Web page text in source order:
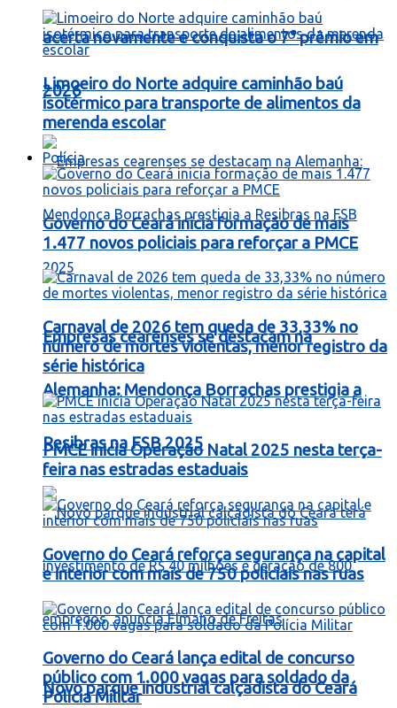
acerta novamente e conquista o 7° prêmio em
2026
Empresas cearenses se destacam na
Alemanha: Mendonça Borrachas prestigia a
Resibras na FSB 2025
Novo parque industrial calçadista do Ceará
Limoeiro do Norte adquire caminhão baú
isotérmico para transporte de alimentos da
merenda escolar
Polícia
Governo do Ceará inicia formação de mais
1.477 novos policiais para reforçar a PMCE
Carnaval de 2026 tem queda de 33,33% no
número de mortes violentas, menor registro da
série histórica
PMCE inicia Operação Natal 2025 nesta terça-
feira nas estradas estaduais
Governo do Ceará reforça segurança na capital
e interior com mais de 750 policiais nas ruas
Governo do Ceará lança edital de concurso
público com 1.000 vagas para soldado da
Polícia Militar